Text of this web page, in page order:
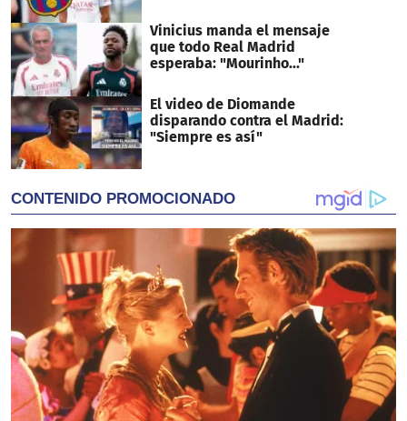
Vinicius manda el mensaje
que todo Real Madrid
esperaba: "Mourinho..."
El video de Diomande
disparando contra el Madrid:
"Siempre es así"